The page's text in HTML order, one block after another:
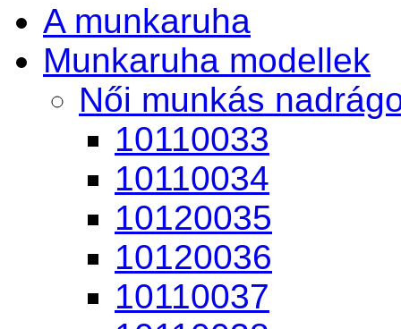
A munkaruha
Munkaruha modellek
Női munkás
10110033
10110034
10120035
10120036
10110037